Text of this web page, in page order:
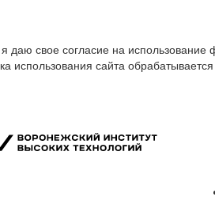
даю свое согласие на
использования сайта